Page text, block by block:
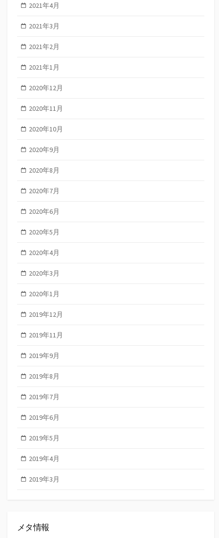
2021年4月
2021年3月
2021年2月
2021年1月
2020年12月
2020年11月
2020年10月
2020年9月
2020年8月
2020年7月
2020年6月
2020年5月
2020年4月
2020年3月
2020年1月
2019年12月
2019年11月
2019年9月
2019年8月
2019年7月
2019年6月
2019年5月
2019年4月
2019年3月
メタ情報